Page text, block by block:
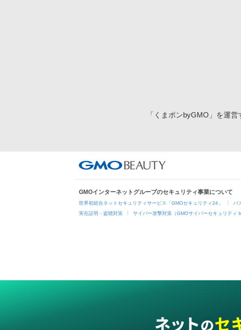
「くまポンbyGMO」を運
GMOインターネットグループのセキュリティ事業について
世界初総合ネットセキュリティサービス「GMOセキュリティ24」 パ
実在証明・盗聴対策 サイバー攻撃対策（GMOサイバーセキュリティ